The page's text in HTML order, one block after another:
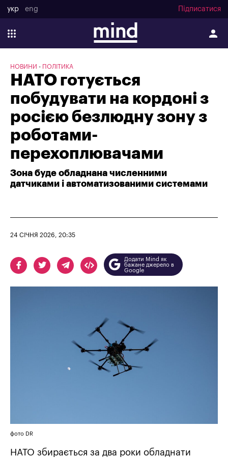
укр eng Підписатися
НОВИНИ ПОЛІТИКА
НАТО готується
побудувати на кордоні з
росією безлюдну зону з
роботами-
перехоплювачами
Зона буде обладнана численними
датчиками і автоматизованими системами
24 СІЧНЯ 2026, 20:35
Додати Mind як
бажане джерело в
Google
фото DR
НАТО збирається за два роки обладнати